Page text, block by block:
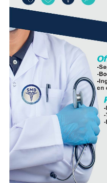
Nacional busca mantener
desplegada en el estado
las autoridades